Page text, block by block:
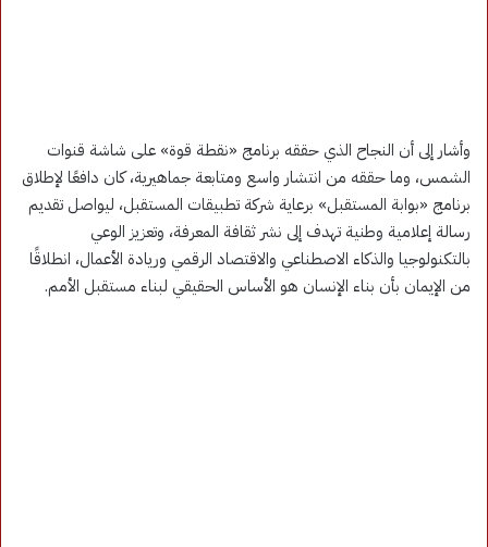
وأشار إلى أن النجاح الذي حققه برنامج «نقطة قوة» على شاشة قنوات
الشمس، وما حققه من انتشار واسع ومتابعة جماهيرية، كان دافعًا لإطلاق
برنامج «بوابة المستقبل» برعاية شركة تطبيقات المستقبل، ليواصل تقديم
رسالة إعلامية وطنية تهدف إلى نشر ثقافة المعرفة، وتعزيز الوعي
بالتكنولوجيا والذكاء الاصطناعي والاقتصاد الرقمي وريادة الأعمال، انطلاقًا
من الإيمان بأن بناء الإنسان هو الأساس الحقيقي لبناء مستقبل الأمم.